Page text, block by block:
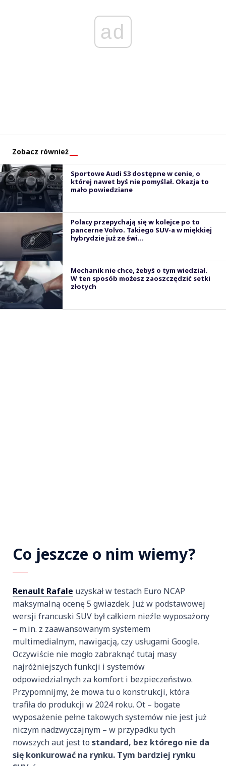
ad
Zobacz również
Sportowe Audi S3 dostępne w cenie, o
której nawet byś nie pomyślał. Okazja to
mało powiedziane
Polacy przepychają się w kolejce po to
pancerne Volvo. Takiego SUV-a w miękkiej
hybrydzie już ze świ...
Mechanik nie chce, żebyś o tym wiedział.
W ten sposób możesz zaoszczędzić setki
złotych
Co jeszcze o nim wiemy?
Renault Rafale uzyskał w testach Euro NCAP
maksymalną ocenę 5 gwiazdek. Już w podstawowej
wersji francuski SUV był całkiem nieźle wyposażony
– m.in. z zaawansowanym systemem
multimedialnym, nawigacją, czy usługami Google.
Oczywiście nie mogło zabraknąć tutaj masy
najróżniejszych funkcji i systemów
odpowiedzialnych za komfort i bezpieczeństwo.
Przypomnijmy, że mowa tu o konstrukcji, która
trafiła do produkcji w 2024 roku. Ot – bogate
wyposażenie pełne takowych systemów nie jest już
niczym nadzwyczajnym – w przypadku tych
nowszych aut jest to standard, bez którego nie da
się konkurować na rynku. Tym bardziej rynku